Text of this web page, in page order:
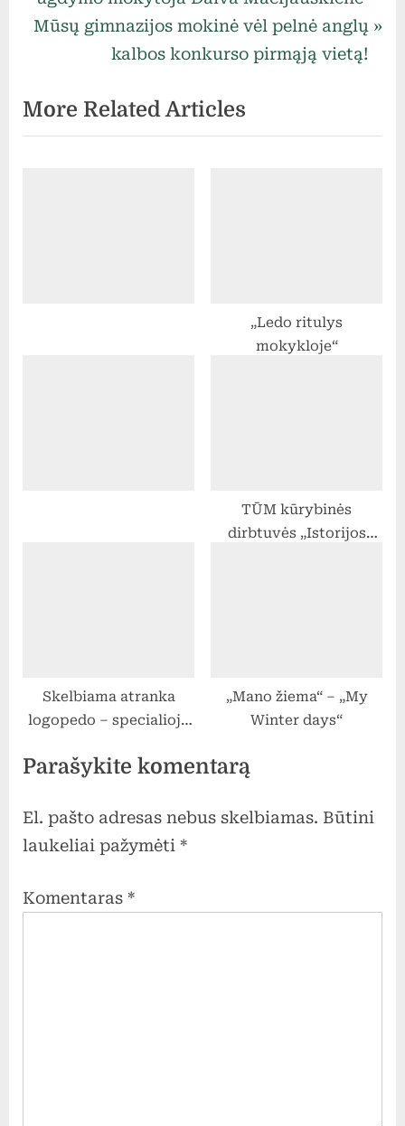
s
s
t
N
t
P
Mūsų gimnazijos mokinė vėl pelnė anglų
kalbos konkurso pirmąją vietą!
More Related Articles
„Ledo ritulys
mokykloje“
TŪM kūrybinės
dirbtuvės „Istorijos
Skelbiama atranka
logopedo – specialiojo
užimti
„Mano žiema“ – „My
Winter days“
Parašykite komentarą
El. pašto adresas nebus skelbiamas. Būtini
laukeliai pažymėti *
Komentaras *